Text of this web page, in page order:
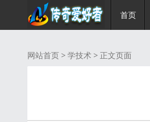
首页
网站首页 >学技术 > 正文页面